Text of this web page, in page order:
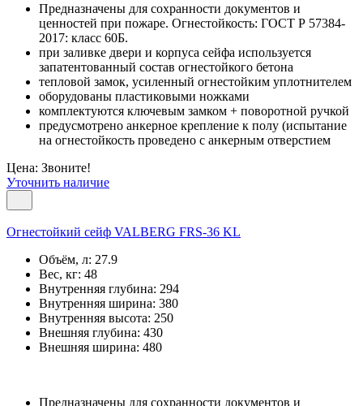
Предназначены для сохранности документов и
ценностей при пожаре. Огнестойкость: ГОСТ Р 57384-
2017: класс 60Б.
при заливке двери и корпуса сейфа используется
запатентованный состав огнестойкого бетона
тепловой замок, усиленный огнестойким уплотнителем
оборудованы пластиковыми ножками
комплектуются ключевым замком + поворотной ручкой
предусмотрено анкерное крепление к полу (испытание
на огнестойкость проведено с анкерным отверстием
Цена: Звоните!
Уточнить наличие
Огнестойкий сейф VALBERG FRS-36 KL
Объём, л: 27.9
Вес, кг: 48
Внутренняя глубина: 294
Внутренняя ширина: 380
Внутренняя высота: 250
Внешняя глубина: 430
Внешняя ширина: 480
Предназначены для сохранности документов и